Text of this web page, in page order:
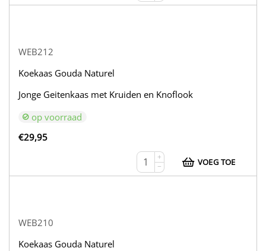
WEB212
Koekaas Gouda Naturel
Jonge Geitenkaas met Kruiden en Knoflook
op voorraad
€29,95
+
−
VOEG TOE
WEB210
Koekaas Gouda Naturel